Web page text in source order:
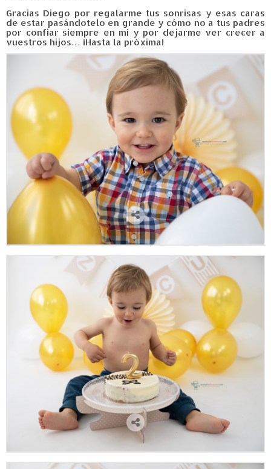
Gracias Diego por regalarme tus sonrisas y esas caras
de estar pasándotelo en grande y cómo no a tus padres
por confiar siempre en mí y por dejarme ver crecer a
vuestros hijos… ¡Hasta la próxima!